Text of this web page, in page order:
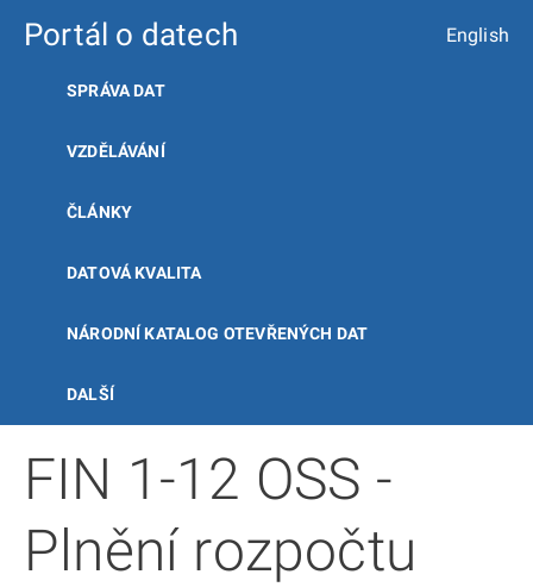
Portál o datech English
SPRÁVA DAT
VZDĚLÁVÁNÍ
ČLÁNKY
DATOVÁ KVALITA
NÁRODNÍ KATALOG OTEVŘENÝCH DAT
DALŠÍ
FIN 1-12 OSS -
Plnění rozpočtu